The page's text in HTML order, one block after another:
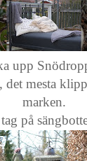
upp
det mesta
marken.
på